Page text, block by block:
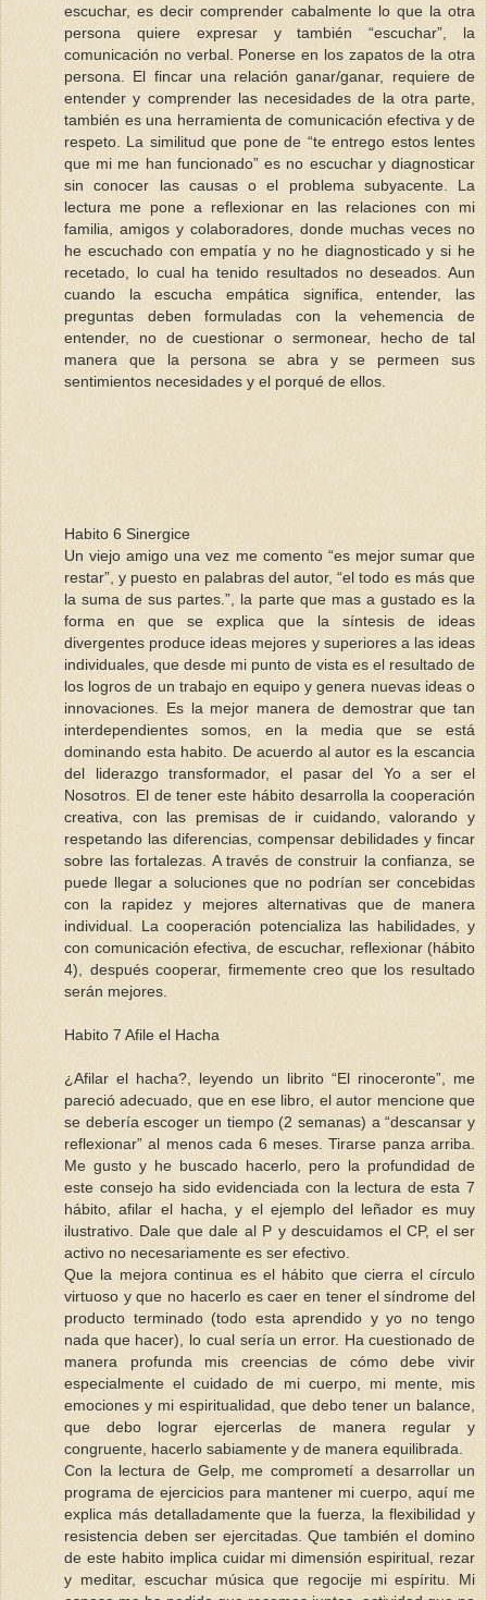
escuchar, es decir comprender cabalmente lo que la otra
persona quiere expresar y también “escuchar”, la
comunicación no verbal. Ponerse en los zapatos de la otra
persona. El fincar una relación ganar/ganar, requiere de
entender y comprender las necesidades de la otra parte,
también es una herramienta de comunicación efectiva y de
respeto. La similitud que pone de “te entrego estos lentes
que mi me han funcionado” es no escuchar y diagnosticar
sin conocer las causas o el problema subyacente. La
lectura me pone a reflexionar en las relaciones con mi
familia, amigos y colaboradores, donde muchas veces no
he escuchado con empatía y no he diagnosticado y si he
recetado, lo cual ha tenido resultados no deseados. Aun
cuando la escucha empática significa, entender, las
preguntas deben formuladas con la vehemencia de
entender, no de cuestionar o sermonear, hecho de tal
manera que la persona se abra y se permeen sus
sentimientos necesidades y el porqué de ellos.
Habito 6 Sinergice
Un viejo amigo una vez me comento “es mejor sumar que
restar”, y puesto en palabras del autor, “el todo es más que
la suma de sus partes.”, la parte que mas a gustado es la
forma en que se explica que la síntesis de ideas
divergentes produce ideas mejores y superiores a las ideas
individuales, que desde mi punto de vista es el resultado de
los logros de un trabajo en equipo y genera nuevas ideas o
innovaciones. Es la mejor manera de demostrar que tan
interdependientes somos, en la media que se está
dominando esta habito. De acuerdo al autor es la escancia
del liderazgo transformador, el pasar del Yo a ser el
Nosotros. El de tener este hábito desarrolla la cooperación
creativa, con las premisas de ir cuidando, valorando y
respetando las diferencias, compensar debilidades y fincar
sobre las fortalezas. A través de construir la confianza, se
puede llegar a soluciones que no podrían ser concebidas
con la rapidez y mejores alternativas que de manera
individual. La cooperación potencializa las habilidades, y
con comunicación efectiva, de escuchar, reflexionar (hábito
4), después cooperar, firmemente creo que los resultado
serán mejores.
Habito 7 Afile el Hacha
¿Afilar el hacha?, leyendo un librito “El rinoceronte”, me
pareció adecuado, que en ese libro, el autor mencione que
se debería escoger un tiempo (2 semanas) a “descansar y
reflexionar” al menos cada 6 meses. Tirarse panza arriba.
Me gusto y he buscado hacerlo, pero la profundidad de
este consejo ha sido evidenciada con la lectura de esta 7
hábito, afilar el hacha, y el ejemplo del leñador es muy
ilustrativo. Dale que dale al P y descuidamos el CP, el ser
activo no necesariamente es ser efectivo.
Que la mejora continua es el hábito que cierra el círculo
virtuoso y que no hacerlo es caer en tener el síndrome del
producto terminado (todo esta aprendido y yo no tengo
nada que hacer), lo cual sería un error. Ha cuestionado de
manera profunda mis creencias de cómo debe vivir
especialmente el cuidado de mi cuerpo, mi mente, mis
emociones y mi espiritualidad, que debo tener un balance,
que debo lograr ejercerlas de manera regular y
congruente, hacerlo sabiamente y de manera equilibrada.
Con la lectura de Gelp, me comprometí a desarrollar un
programa de ejercicios para mantener mi cuerpo, aquí me
explica más detalladamente que la fuerza, la flexibilidad y
resistencia deben ser ejercitadas. Que también el domino
de este habito implica cuidar mi dimensión espiritual, rezar
y meditar, escuchar música que regocije mi espíritu. Mi